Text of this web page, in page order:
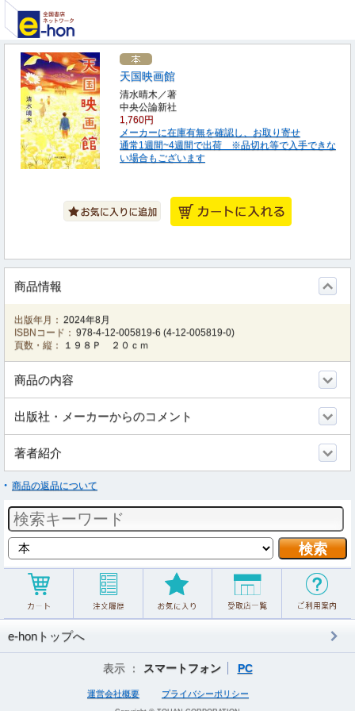
天国映画館
清水晴木／著
中央公論新社
1,760円
メーカーに在庫有無を確認し、お取り寄せ
通常1週間~4週間で出荷 ※品切れ等で入手できな
い場合もございます
商品情報
出版年月： 2024年8月
ISBNコード： 978-4-12-005819-6 (4-12-005819-0)
頁数・縦：
１９８Ｐ ２０ｃｍ
商品の内容
出版社・メーカーからのコメント
著者紹介
商品の返品について
e-honトップへ
表示 ： スマートフォン PC
運営会社概要 プライバシーポリシー